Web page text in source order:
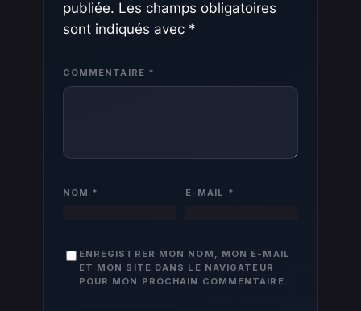
publiée. Les champs obligatoires
sont indiqués avec *
COMMENTAIRE *
NOM * E-MAIL *
ENREGISTRER MON NOM, MON E-MAIL
ET MON SITE DANS LE NAVIGATEUR
POUR MON PROCHAIN COMMENTAIRE.